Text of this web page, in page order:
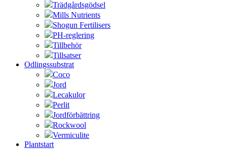
Trädgårdsgödsel
Mills Nutrients
Shogun Fertilisers
PH-reglering
Tillbehör
Tillsatser
Odlingssubstrat
Coco
Jord
Lecakulor
Perlit
Jordförbättring
Rockwool
Vermiculite
Plantstart